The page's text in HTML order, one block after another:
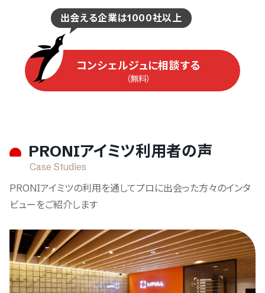
『PRONIアイミツメンバーズ』
をご利用の方
をご利用の方
出会える企業は1000社以上
コンシェルジュに相談する
（無料）
PRONIアイミツ利用者の声
Case Studies
PRONIアイミツの利用を通してプロに出会った方々のインタ
ビューをご紹介します